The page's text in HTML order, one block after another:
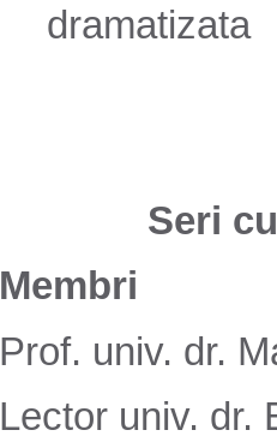
dramatizata
Seri
Membri
Prof. univ. dr.
Lector univ. dr.